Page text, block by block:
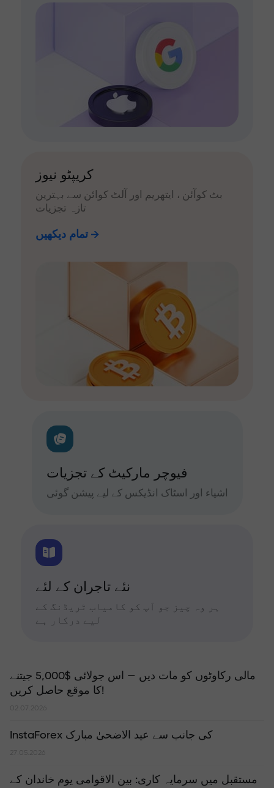
کریپٹو نیوز
بٹ کوآئن ، ایتھریم اور آلٹ کوائن سے بہترین
تازہ تجزیات
تمام دیکھیں
فیوچر مارکیٹ کے تجزیات
اشیاء اور اسٹاک انڈیکس کے لیے پیشن گوئی
نئے تاجران کے لئے
ہر وہ چیز جو آپ کو کامیاب ٹریڈنگ کے
لیے درکار ہے
مالی رکاوٹوں کو مات دیں — اس جولائی $5,000 جیتنے
کا موقع حاصل کریں!
02.07.2026
InstaForex کی جانب سے عید الاضحیٰ مبارک
27.05.2026
مستقبل میں سرمایہ کاری: بین الاقوامی یوم خاندان کے